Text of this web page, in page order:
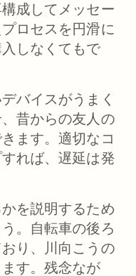
成してメッセー
ロセスを円滑に
しなくてもで
バイスがうまく
昔からの友人の
ます。適切なコ
れば、遅延は発
を説明するため
。自転車の後ろ
り、川向こうの
す。残念なが